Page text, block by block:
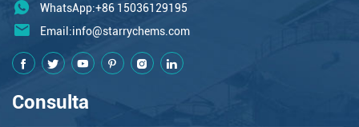
WhatsApp:+86 15036129195
Email:info@starrychems.com
Consulta